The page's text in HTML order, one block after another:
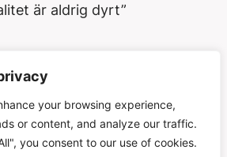
your browsing experience,
or content, and analyze our traffic.
you consent to our use of cookies.
är aldrig dyrt”
3, 722 15, Västerås
021-13 01 20
Öppettider